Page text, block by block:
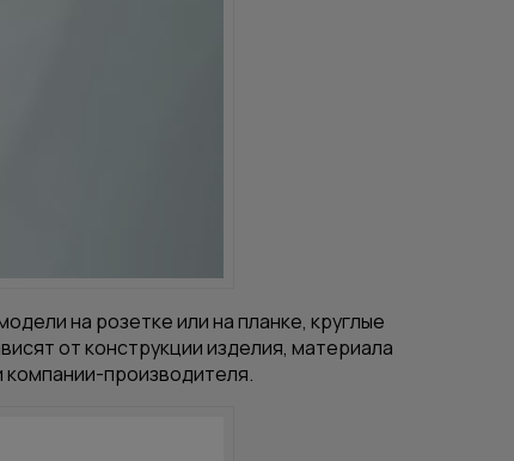
на розетке или на планке, круглые
от конструкции изделия, материала
компании-производителя.